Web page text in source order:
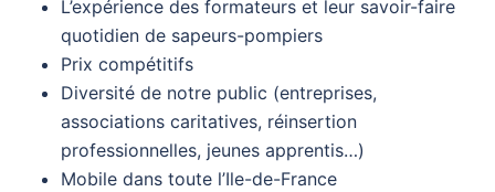
L’expérience des formateurs et leur savoir-faire
quotidien de sapeurs-pompiers
Prix compétitifs
Diversité de notre public (entreprises,
associations caritatives, réinsertion
professionnelles, jeunes apprentis…)
Mobile dans toute l’Ile-de-France